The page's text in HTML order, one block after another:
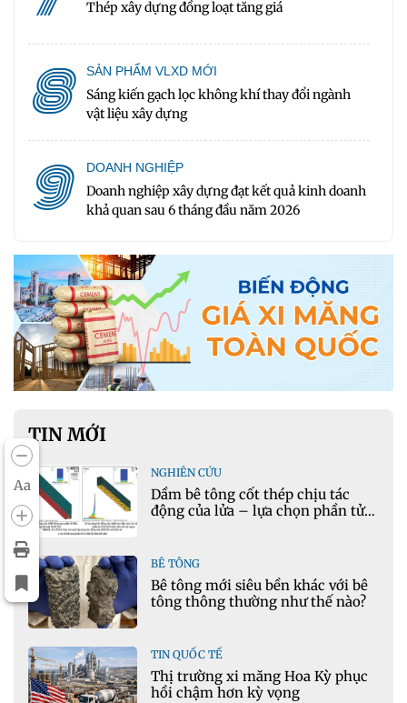
Aa
Thép xây dựng đồng loạt tăng giá
8 SẢN PHẨM VLXD MỚI
Sáng kiến gạch lọc không khí thay đổi ngành
vật liệu xây dựng
9 DOANH NGHIỆP
Doanh nghiệp xây dựng đạt kết quả kinh doanh
khả quan sau 6 tháng đầu năm 2026
TIN MỚI
NGHIÊN CỨU
Dầm bê tông cốt thép chịu tác
động của lửa – lựa chọn phần tử
BÊ TÔNG
Bê tông mới siêu bền khác với bê
tông thông thường như thế nào?
TIN QUỐC TẾ
Thị trường xi măng Hoa Kỳ phục
hồi chậm hơn kỳ vọng